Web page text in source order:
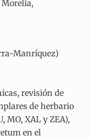
Morelia,
Manríquez)
revisión de
de herbario
MO, XAL y ZEA),
en el